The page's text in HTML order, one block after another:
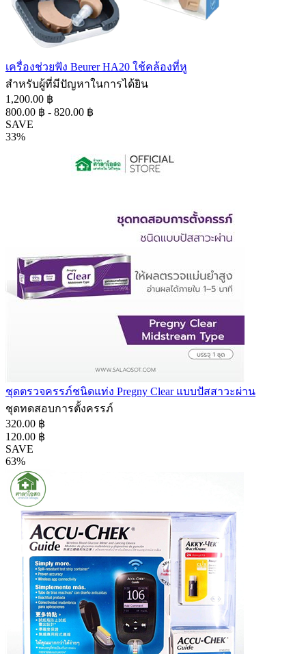
เครื่องช่วยฟัง Beurer HA20 ใช้คล้องที่หู
สำหรับผู้ที่มีปัญหาในการได้ยิน
1,200.00 ฿
800.00 ฿ - 820.00 ฿
SAVE
33%
ชุดตรวจครรภ์ชนิดแท่ง Pregny Clear แบบปัสสาวะผ่าน
ชุดทดสอบการตั้งครรภ์
320.00 ฿
120.00 ฿
SAVE
63%